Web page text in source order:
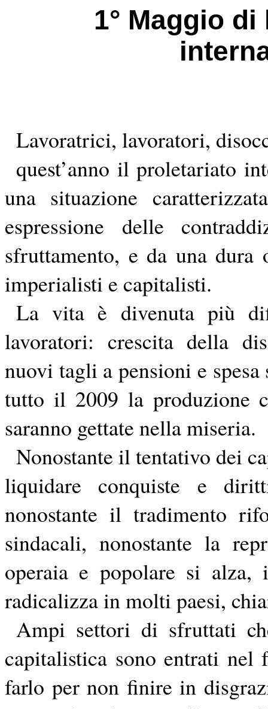
1° Maggio
Lavoratrici, lavoratori,
quest’anno il proletariato
una situazione
espressione delle
sfruttamento, e da una
imperialisti e capitalisti.
La vita è divenuta più
lavoratori: crescita della
nuovi tagli a pensioni e
tutto il 2009 la produzione
saranno gettate nella miseria.
Nonostante il tentativo dei
liquidare conquiste e
nonostante il tradimento
sindacali, nonostante la
operaia e popolare si
radicalizzain molti paesi,
Ampi settori di sfruttati
capitalistica sono entrati
farlo per non finire in